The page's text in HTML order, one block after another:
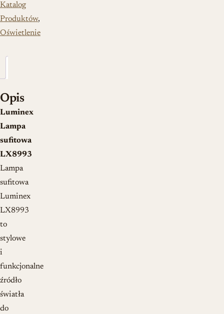
Katalog
Produktów,
Oświetlenie
Opis
Luminex
Lampa
sufitowa
LX8993
Lampa
sufitowa
Luminex
LX8993
to
stylowe
i
funkcjonalne
źródło
światła
do